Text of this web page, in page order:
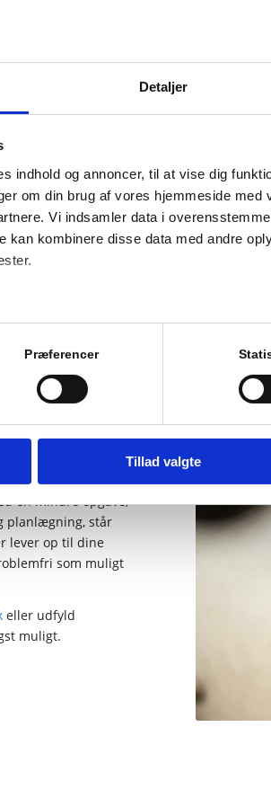
Detaljer
indhold og annoncer, til at vise dig
om din brug af vores hjemmeside med
Vi indsamler data i
kan kombinere disse data med andre
Præferencer
Tillad valgte
for akut hjælp?
os i dag
en mindre opgave,
planlægning, står
lever op til dine
som muligt
eller udfyld
muligt.